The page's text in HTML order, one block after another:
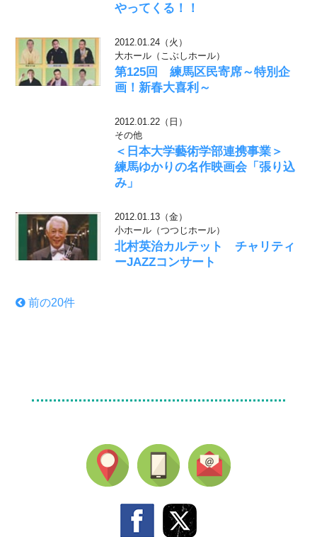
やってくる！！
2012.01.24（火）
大ホール（こぶしホール）
第125回 練馬区民寄席～特別企
画！新春大喜利～
2012.01.22（日）
その他
＜日本大学藝術学部連携事業＞
練馬ゆかりの名作映画会「張り込
み」
2012.01.13（金）
小ホール（つつじホール）
北村英治カルテット チャリティ
ーJAZZコンサート
前の20件